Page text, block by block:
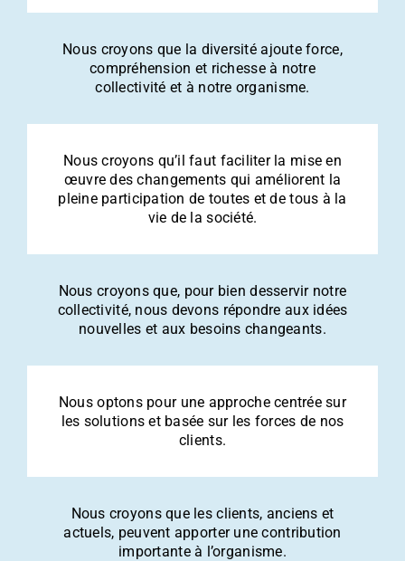
Nous croyons que la diversité ajoute force,
compréhension et richesse à notre
collectivité et à notre organisme.
Nous croyons qu’il faut faciliter la mise en
œuvre des changements qui améliorent la
pleine participation de toutes et de tous à la
vie de la société.
Nous croyons que, pour bien desservir notre
collectivité, nous devons répondre aux idées
nouvelles et aux besoins changeants.
Nous optons pour une approche centrée sur
les solutions et basée sur les forces de nos
clients.
Nous croyons que les clients, anciens et
actuels, peuvent apporter une contribution
importante à l’organisme.